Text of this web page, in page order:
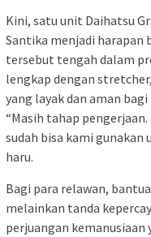
Kini, satu unit Daihatsu
Santika menjadi harapan
tersebut tengah dalam
lengkap dengan
yang layak dan aman bagi
“Masih tahap
sudah bisa kami gunakan
haru.
Bagi para relawan,
melainkan tanda
perjuangan kemanusiaan